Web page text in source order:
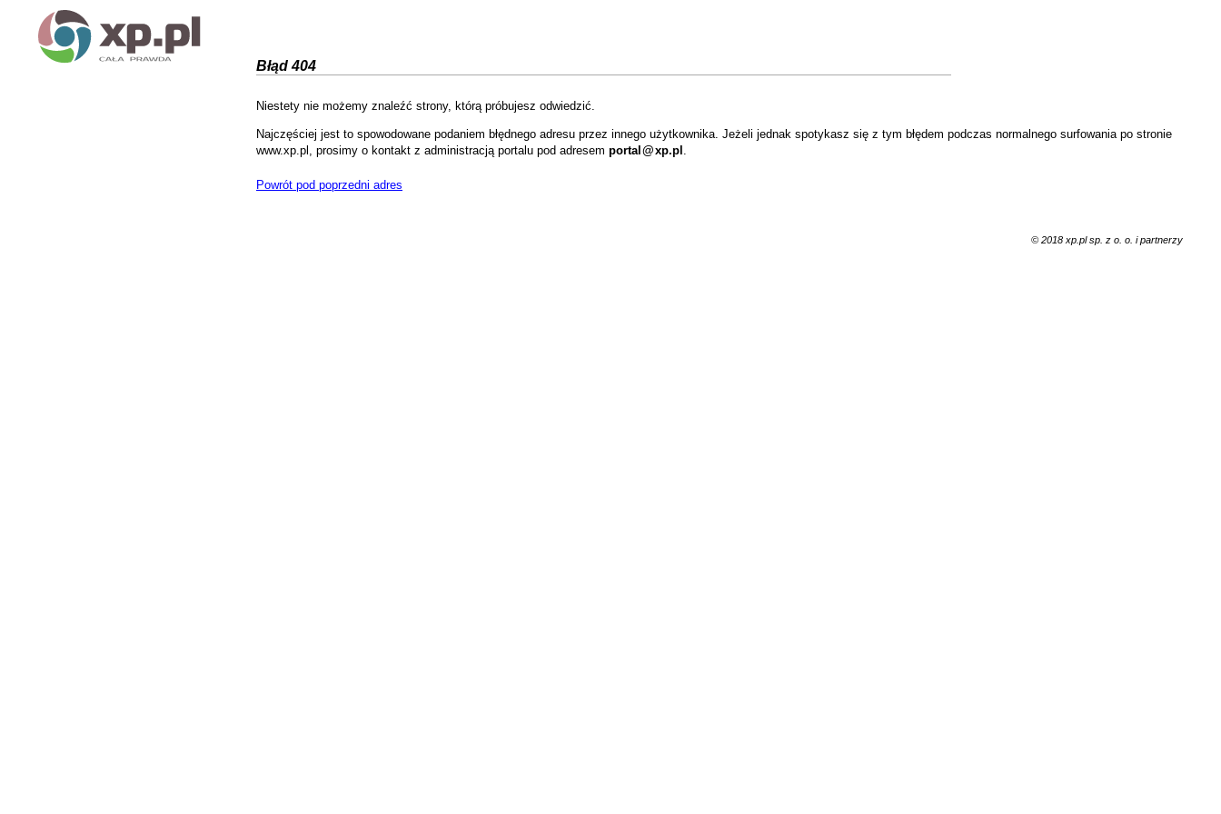
Błąd 404
Niestety nie możemy znaleźć strony, którą próbujesz odwiedzić.
Najczęściej jest to spowodowane podaniem błędnego adresu przez innego użytkownika. Jeżeli jednak spotykasz się z tym błędem podczas normalnego surfowania po stronie
www.xp.pl, prosimy o kontakt z administracją portalu pod adresem portal @xp.pl .
Powrót pod poprzedni adres
© 2018 xp.pl sp. z o. o. i partnerzy